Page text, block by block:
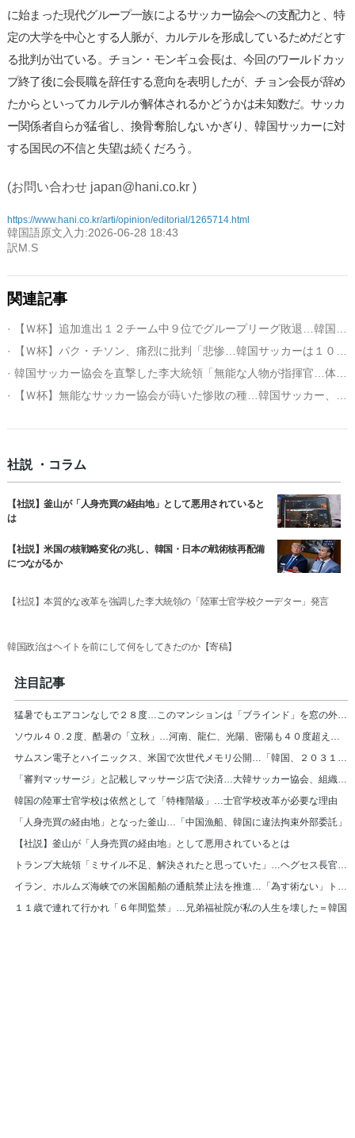
に始まった現代グループ一族によるサッカー協会への支配力と、特
定の大学を中心とする人脈が、カルテルを形成しているためだとす
る批判が出ている。チョン・モンギュ会長は、今回のワールドカッ
プ終了後に会長職を辞任する意向を表明したが、チョン会長が辞め
たからといってカルテルが解体されるかどうかは未知数だ。サッカ
ー関係者自らが猛省し、換骨奪胎しないかぎり、韓国サッカーに対
する国民の不信と失望は続くだろう。
(お問い合わせ japan@hani.co.kr )
https://www.hani.co.kr/arti/opinion/editorial/1265714.html
韓国語原文入力:2026-06-28 18:43
訳M.S
関連記事
· 韓国サッカー協会を直撃した李大統領「無能な人物が指揮官…体育行政改革を推進」
社説 ・コラム
【社説】釜山が「人身売買の経由地」として悪用されていると
は
【社説】米国の核戦略変化の兆し、韓国・日本の戦術核再配備
につながるか
【社説】本質的な改革を強調した李大統領の「陸軍士官学校クーデター」発言
韓国政治はヘイトを前にして何をしてきたのか【寄稿】
注目記事
猛暑でもエアコンなしで２８度…このマンションは「ブラインド」を窓の外に設置＝韓国
韓国の陸軍士官学校は依然として「特権階級」…士官学校改革が必要な理由
「人身売買の経由地」となった釜山…「中国漁船、韓国に違法拘束外部委託」
【社説】釜山が「人身売買の経由地」として悪用されているとは
１１歳で連れて行かれ「６年間監禁」…兄弟福祉院が私の人生を壊した＝韓国